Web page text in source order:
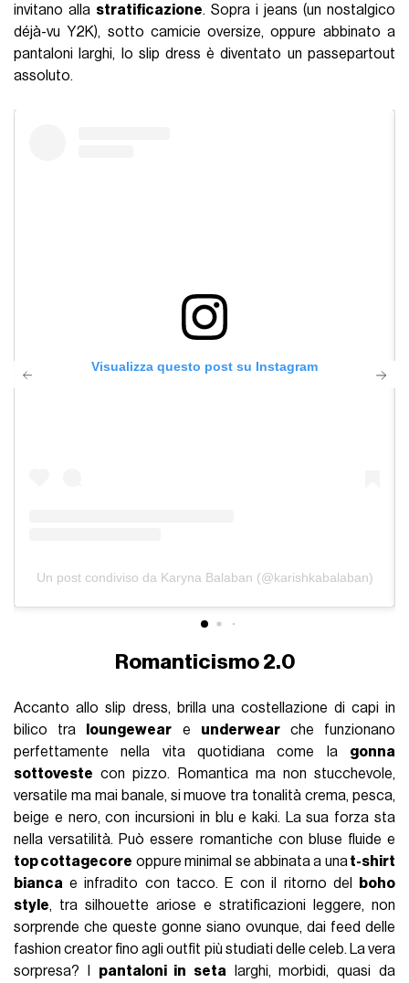
invitano alla stratificazione. Sopra i jeans (un nostalgico
déjà-vu Y2K), sotto camicie oversize, oppure abbinato a
pantaloni larghi, lo slip dress è diventato un passepartout
assoluto.
Visualizza questo post su Instagram
Un post condiviso da Karyna Balaban (@karishkabalaban)
Romanticismo 2.0
Accanto allo slip dress, brilla una costellazione di capi in
bilico tra
loungewear e underwearche funzionano
perfettamente nella vita quotidiana come la gonna
sottoveste con pizzo. Romantica ma non stucchevole,
versatile ma mai banale, si muove tra tonalità crema, pesca,
beige e nero, con incursioni in blu e kaki. La sua forza sta
nella versatilità. Può essere romantiche con bluse fluide e
top cottagecore oppure minimal se abbinata a unat-shirt
bianca e infradito con tacco. E con il ritorno del
boho
style, tra silhouette ariose e stratificazioni leggere, non
sorprende che queste gonne siano ovunque, dai feed delle
fashion creator fino agli outfit più studiati delle celeb. La vera
sorpresa? I pantaloni in seta larghi, morbidi, quasi da